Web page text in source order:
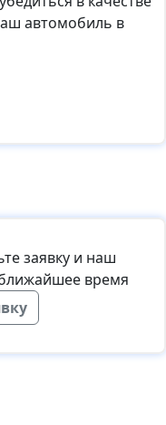
автомобиль в
заявку и наш
время